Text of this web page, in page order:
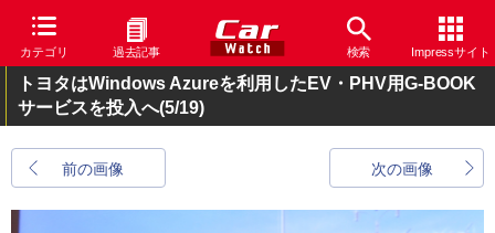
カテゴリ 過去記事 検索 Impressサイト
トヨタはWindows Azureを利用したEV・PHV用G-BOOK
サービスを投入へ(5/19)
前の画像 次の画像